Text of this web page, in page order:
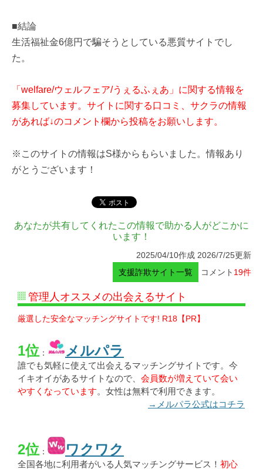
■結論
生活福祉金6億円で騙そうとしている悪質サイトでし
た。
「welfare/ウェルフェア/うぇるふぇあ」に関する情報を
募集しています。サイトに関する口コミ、サクラの情報
があれば↓のコメント欄から投稿をお願いします。
※このサイトの情報はS様からもらいました。情報あり
がとうございます！
あなたが共有してくれたこの情報で助かる人がどこかに
います！
2025/04/10作成 2026/7/25更新
支援詐欺サイト一覧
コメント 19件
管理人オススメの出会えるサイト
厳選した安全なマッチングサイトです! R18【PR】
1位 ： メルパラ
誰でも気軽に使えて出会えるマッチングサイトです。今
イキオイがあるサイトなので、 会員数が増えていて会い
やすくなっています。女性は無料で利用できます。
→メルパラ公式はコチラ
2位 ： ワクワク
全国各地に利用者がいる人気マッチングサービス！ 初心